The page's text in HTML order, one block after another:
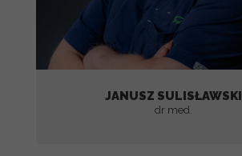
JANUSZ SULISŁAWSKI
dr med.